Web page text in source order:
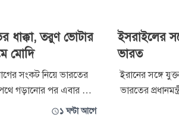
ধাক্কা, তরুণ ভোটার
মোদি
সংকট নিয়ে ভারতের
গড়ানোর পর এবার সেই
যোগাযোগমাধ্যমে
১ ঘণ্টা আগে
ইসরাইলের
ভারত
ইরানের সঙ্গে
ভারতের
ইসরাইলের